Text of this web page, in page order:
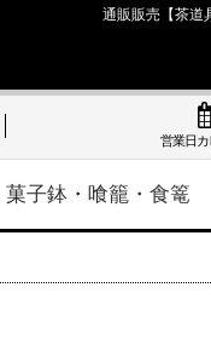
通販販売【茶
営業日
菓子鉢・喰籠・食篭